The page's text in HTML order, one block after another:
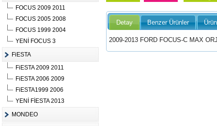
FOCUS 2009 2011
FOCUS 2005 2008
FOCUS 1999 2004
YENİ FOCUS 3
FiESTA
FiESTA 2009 2011
FiESTA 2006 2009
FiESTA1999 2006
YENİ FİESTA 2013
MONDEO
Ürün Kodu :
Detay Benzer Ürünler
2009-2013 FORD FOCUS-C MAX